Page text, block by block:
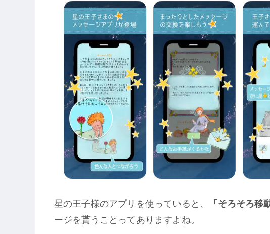
星の王子様のアプリを使っていると、 「そろそろ移
ージを貰うことってありますよね。